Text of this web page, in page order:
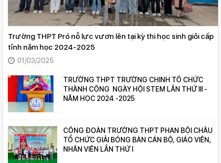
Trường THPT Pró nỗ lực vươn lên tại kỳ thi học sinh giỏi cấp
tỉnh năm học 2024-2025
01/03/2025
TRƯỜNG THPT TRƯỜNG CHINH TỔ CHỨC
THÀNH CÔNG NGÀY HỘI STEM LẦN THỨ III -
NĂM HỌC 2024 -2025
CÔNG ĐOÀN TRƯỜNG THPT PHAN BỘI CHÂU
TỔ CHỨC GIẢI BÓNG BÀN CÁN BỘ, GIÁO VIÊN,
NHÂN VIÊN LẦN THỨ I